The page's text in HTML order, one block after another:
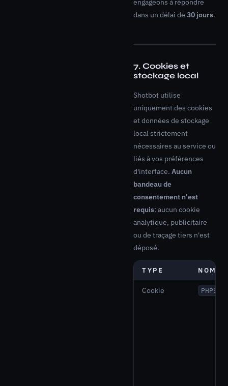
dans un délai de 30 jours.
7. Cookies et
stockage local
Shotbot utilise
uniquement des cookies
et données de stockage
local strictement
nécessaires au service ou
liés à vos préférences
d'interface. Aucun
bandeau de
consentement n'est
requis: aucun cookie
analytique, publicitaire
ou de traçage tiers n'est
déposé.
TYPE NOM
Cookie